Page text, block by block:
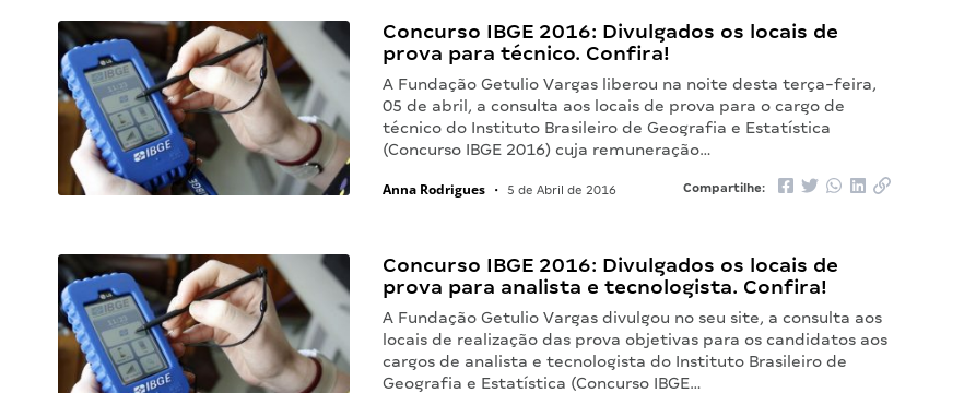
Concurso IBGE 2016: Divulgados os locais de
prova para técnico. Confira!
A Fundação Getulio Vargas liberou na noite desta terça-feira,
05 de abril, a consulta aos locais de prova para o cargo de
técnico do Instituto Brasileiro de Geografia e Estatística
(Concurso IBGE 2016) cuja remuneração…
Anna Rodrigues • 5 de Abril de 2016 Compartilhe:
Concurso IBGE 2016: Divulgados os locais de
prova para analista e tecnologista. Confira!
A Fundação Getulio Vargas divulgou no seu site, a consulta aos
locais de realização das prova objetivas para os candidatos aos
cargos de analista e tecnologista do Instituto Brasileiro de
Geografia e Estatística (Concurso IBGE…